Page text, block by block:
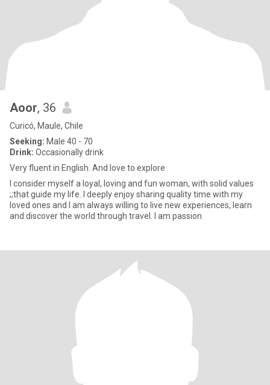
Aoor, 36
Curicó, Maule, Chile
Seeking: Male 40 - 70
Drink: Occasionally drink
Very fluent in English. And love to explore
I consider myself a loyal, loving and fun woman, with solid values
;;that guide my life. I deeply enjoy sharing quality time with my
loved ones and I am always willing to live new experiences, learn
and discover the world through travel. I am passion